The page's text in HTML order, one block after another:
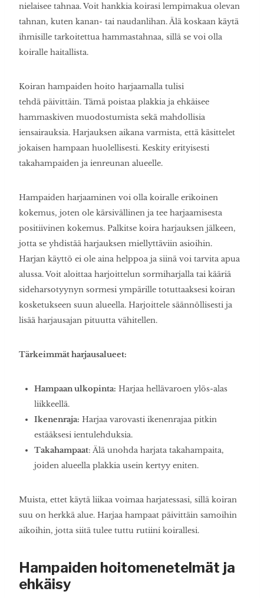
nielaisee tahnaa. Voit hankkia koirasi lempimakua olevan
tahnan, kuten kanan- tai naudanlihan. Älä koskaan käytä
ihmisille tarkoitettua hammastahnaa, sillä se voi olla
koiralle haitallista.
Koiran hampaiden hoito harjaamalla tulisi
tehdä päivittäin. Tämä poistaa plakkia ja ehkäisee
hammaskiven muodostumista sekä mahdollisia
iensairauksia. Harjauksen aikana varmista, että käsittelet
jokaisen hampaan huolellisesti. Keskity erityisesti
takahampaiden ja ienreunan alueelle.
Hampaiden harjaaminen voi olla koiralle erikoinen
kokemus, joten ole kärsivällinen ja tee harjaamisesta
positiivinen kokemus. Palkitse koira harjauksen jälkeen,
jotta se yhdistää harjauksen miellyttäviin asioihin.
Harjan käyttö ei ole aina helppoa ja siinä voi tarvita apua
alussa. Voit aloittaa harjoittelun sormiharjalla tai kääriä
sideharsotyynyn sormesi ympärille totuttaaksesi koiran
kosketukseen suun alueella. Harjoittele säännöllisesti ja
lisää harjausajan pituutta vähitellen.
Tärkeimmät harjausalueet:
Hampaan ulkopinta: Harjaa hellävaroen ylös-alas
liikkeellä.
Ikenenraja: Harjaa varovasti ikenenrajaa pitkin
estääksesi ientulehduksia.
Takahampaat: Älä unohda harjata takahampaita,
joiden alueella plakkia usein kertyy eniten.
Muista, ettet käytä liikaa voimaa harjatessasi, sillä koiran
suu on herkkä alue. Harjaa hampaat päivittäin samoihin
aikoihin, jotta siitä tulee tuttu rutiini koirallesi.
Hampaiden hoitomenetelmät ja
ehkäisy